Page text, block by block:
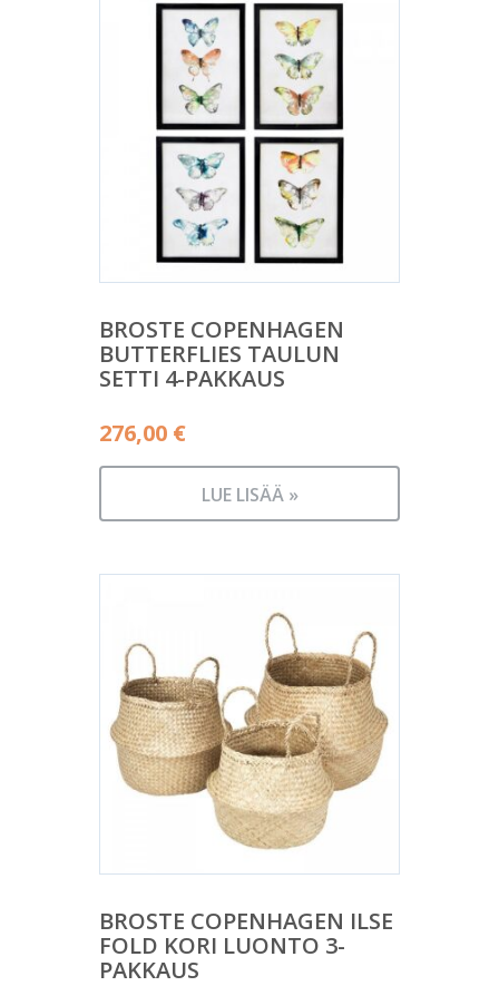
BROSTE COPENHAGEN
BUTTERFLIES TAULUN
SETTI 4-PAKKAUS
276,00 €
LUE LISÄÄ »
BROSTE COPENHAGEN ILSE
FOLD KORI LUONTO 3-
PAKKAUS